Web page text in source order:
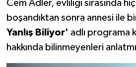
Cem Adler, evliliği sırasında
boşandıktan sonra annesi ile
Yanlış Biliyor' adlı programa
hakkında bilinmeyenleri